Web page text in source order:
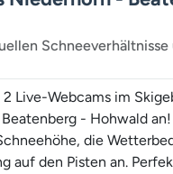
Schneeverhältnisse
2 Live-Webcams im
- Hohwald
die
auf den Pisten an.